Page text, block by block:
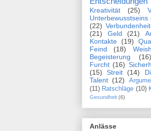
Kreativität
(25)
Unterbewusstseins
(22) Verbundenheit
(21)
Geld (21)
Kontakte
(19)
Feind
(18)
Begeisterung
(16)
Furcht (16)
(15)
Streit (14)
Talent (12)
(11) Ratschläge (10)
Gesundheit (6)
Anlässe